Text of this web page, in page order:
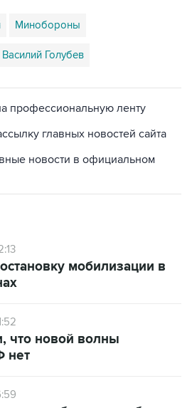
Минобороны
Василий Голубев
профессиональную ленту
главных новостей сайта
новости в официальном
мобилизации в
что новой волны
нет